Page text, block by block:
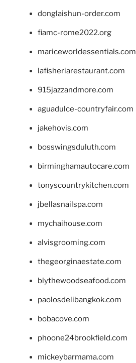
donglaishun-order.com
fiamc-rome2022.org
mariceworldessentials.com
lafisheriarestaurant.com
915jazzandmore.com
aguadulce-countryfair.com
jakehovis.com
bosswingsduluth.com
birminghamautocare.com
tonyscountrykitchen.com
jbellasnailspa.com
mychaihouse.com
alvisgrooming.com
thegeorginaestate.com
blythewoodseafood.com
paolosdelibangkok.com
bobacove.com
phoone24brookfield.com
mickeybarmama.com